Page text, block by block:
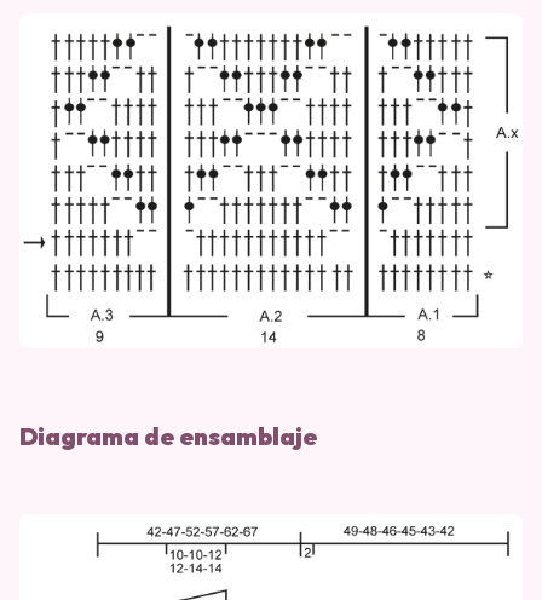
Diagrama de ensamblaje